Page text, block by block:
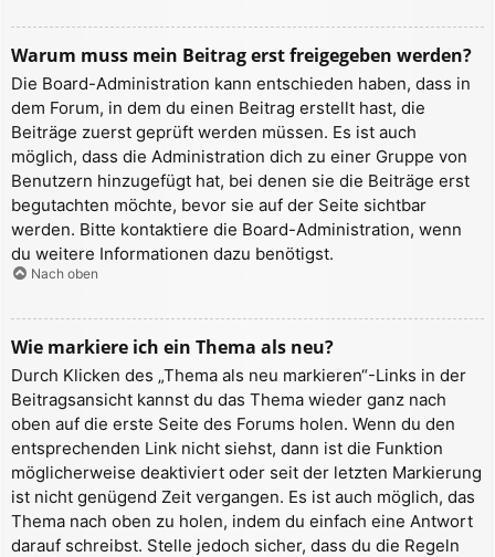
Warum muss mein Beitrag erst freigegeben werden?
Die Board-Administration kann entschieden haben, dass in
dem Forum, in dem du einen Beitrag erstellt hast, die
Beiträge zuerst geprüft werden müssen. Es ist auch
möglich, dass die Administration dich zu einer Gruppe von
Benutzern hinzugefügt hat, bei denen sie die Beiträge erst
begutachten möchte, bevor sie auf der Seite sichtbar
werden. Bitte kontaktiere die Board-Administration, wenn
du weitere Informationen dazu benötigst.
Nach oben
Wie markiere ich ein Thema als neu?
Durch Klicken des „Thema als neu markieren“-Links in der
Beitragsansicht kannst du das Thema wieder ganz nach
oben auf die erste Seite des Forums holen. Wenn du den
entsprechenden Link nicht siehst, dann ist die Funktion
möglicherweise deaktiviert oder seit der letzten Markierung
ist nicht genügend Zeit vergangen. Es ist auch möglich, das
Thema nach oben zu holen, indem du einfach eine Antwort
darauf schreibst. Stelle jedoch sicher, dass du die Regeln